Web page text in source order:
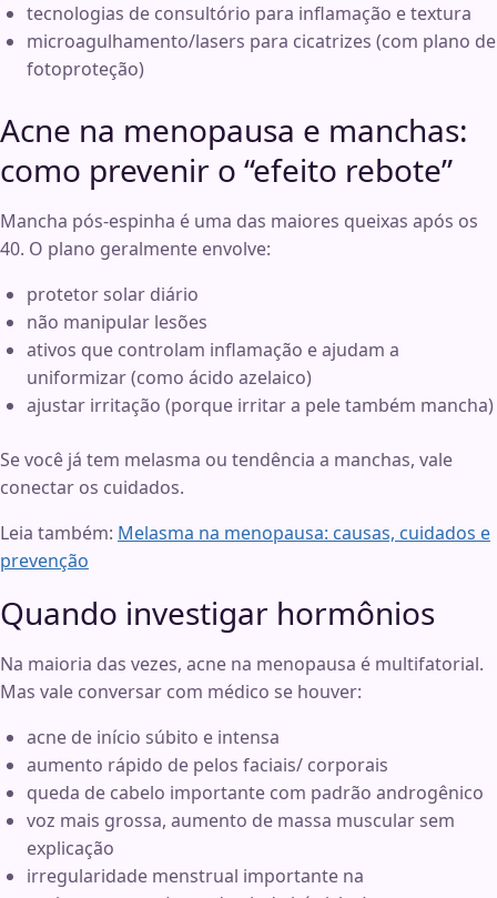
tecnologias de consultório para inflamação e textura
microagulhamento/lasers para cicatrizes (com plano de
fotoproteção)
Acne na menopausa e manchas:
como prevenir o “efeito rebote”
Mancha pós-espinha é uma das maiores queixas após os
40. O plano geralmente envolve:
protetor solar diário
não manipular lesões
ativos que controlam inflamação e ajudam a
uniformizar (como ácido azelaico)
ajustar irritação (porque irritar a pele também mancha)
Se você já tem melasma ou tendência a manchas, vale
conectar os cuidados.
Leia também: Melasma na menopausa: causas, cuidados e
prevenção
Quando investigar hormônios
Na maioria das vezes, acne na menopausa é multifatorial.
Mas vale conversar com médico se houver:
acne de início súbito e intensa
aumento rápido de pelos faciais/ corporais
queda de cabelo importante com padrão androgênico
voz mais grossa, aumento de massa muscular sem
explicação
irregularidade menstrual importante na